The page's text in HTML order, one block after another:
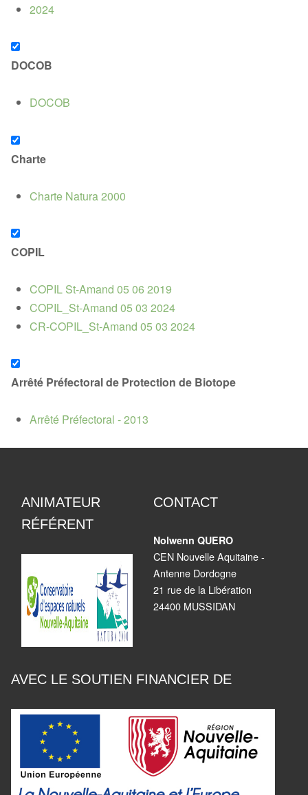
2024
DOCOB
DOCOB
Charte
Charte Natura 2000
COPIL
COPIL St-Amand 05 06 2019
COPIL_St-Amand 05 03 2024
CR-COPIL_St-Amand 05 03 2024
Arrêté Préfectoral de Protection de Biotope
Arrêté Préfectoral - 2013
ANIMATEUR
RÉFÉRENT
CONTACT
Nolwenn QUERO
CEN Nouvelle Aquitaine -
Antenne Dordogne
21 rue de la Libération
24400 MUSSIDAN
AVEC LE SOUTIEN FINANCIER DE